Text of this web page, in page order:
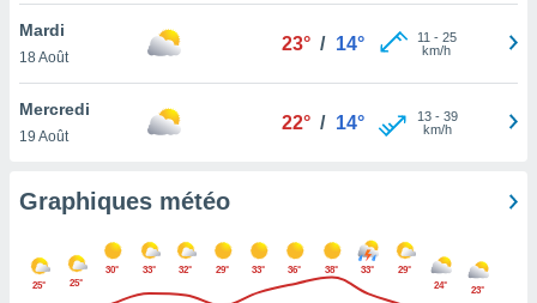
cas,
que
sur le
ne
Mardi
18 Août
23° / 14° 11 - 25
km/h
Mercredi
19 Août
22° / 14° 13- 39
km/h
Graphiques météo
25° 25°
30° 33° 32° 29° 33° 36° 38° 33°
29°
24°
23°